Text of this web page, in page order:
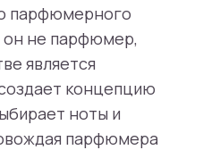
парфюмерного
он не парфюмер,
является
концепцию
ноты и
парфюмера